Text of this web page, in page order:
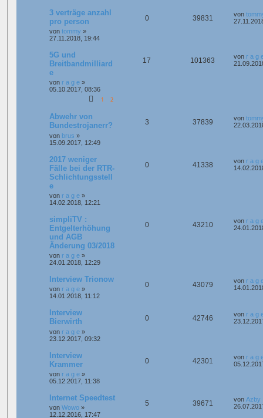
3 verträge anzahl
pro person
von tommy »
27.11.2018, 19:44
0 39831 von
5G und
Breitbandmilliard
e
von r a g e »
05.10.2017, 08:36
1 2
17 101363 von r a g
Abwehr von
Bundestrojanerr?
von brus »
15.09.2017, 12:49
3 37839 von
2017 weniger
Fälle bei der RTR-
Schlichtungsstell
e
von r a g e »
14.02.2018, 12:21
0 41338 von r a g
simpliTV :
Entgelterhöhung
und AGB
Änderung 03/2018
von r a g e »
24.01.2018, 12:29
0 43210 von r a g
Interview Trionow
von r a g e »
14.01.2018, 11:12
0 43079 von r a g
Interview
Bierwirth
von r a g e »
23.12.2017, 09:32
0 42746 von r a g
Interview
Krammer
von r a g e »
05.12.2017, 11:38
0 42301 von r a g
Internet Speedtest
von Wowo »
12.12.2016, 17:47
5 39671 von Azby